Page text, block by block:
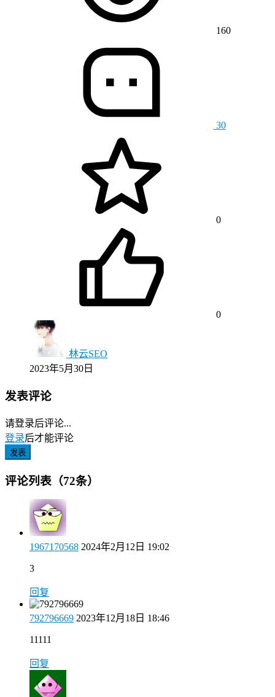
160
30
0
0
林云SEO
2023年5月30日
发表评论
请登录后评论...
登录后才能评论
发表
评论列表（72条）
1967170568 2024年2月12日 19:02
3
回复
792796669 2023年12月18日 18:46
11111
回复